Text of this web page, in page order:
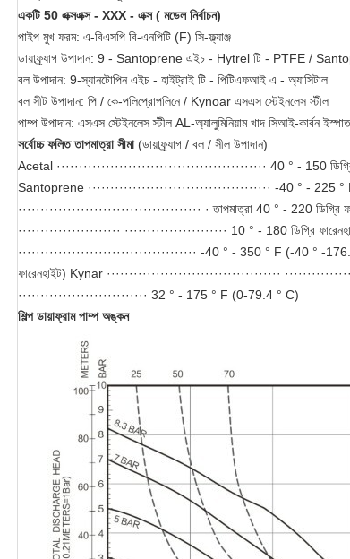
একটি 50 এক্সএক্স - XXX - এক্স ( মডেল নির্বাচন)
পাইপ মুখ ফরম: এ-বিএসপি বি-এনপিটি (F) সি-ফ্ল্যাঞ্জ
ডায়াফ্র্যাগ উপাদান: 9 - Santoprene এইচ - Hytrel টি - PTFE /
বল উপাদান: 9-স্যানটোপিন এইচ - হাইট্রাই টি - পিটিএফআই এ - অ্যাসিটাল
বল সীট ​​উপাদান: পি / কে-পলিপ্রোপলিনে / Kynoar এসএস স্টেইনলেস স্টীল
পাম্প উপাদান: এসএস স্টেইনলেস স্টীল AL-অ্যালুমিনিয়াম খাদ সিআই-কার্বন
সর্বোচ্চ ফলিত তাপমাত্রা সীমা(ডায়াফ্র্যাগ / বল / সীল উপাদান)
Acetal ··············································· 40 ° - 150
Santoprene ········································· -40 ° -
········································· · তাপমাত্রা 40 ° - 220
······················· ······················· 10 ° - 180 ডিগ্রি
········································ -40 ° - 350 ° F (-40
ফারেনহাইট) Kynar ·······································
····························· 32 ° - 175 ° F (0-79.4 ° C)
শিল্প ডায়াফ্রাম পাম্প অঙ্কন